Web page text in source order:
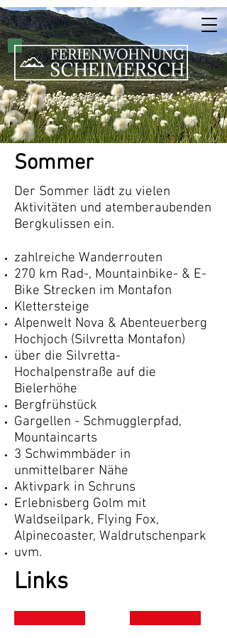
Sommer
Der Sommer lädt zu vielen
Aktivitäten und atemberaubenden
Bergkulissen ein.
zahlreiche Wanderrouten
270 km Rad-, Mountainbike- & E-
Bike Strecken im Montafon
Klettersteige
Alpenwelt Nova & Abenteuerberg
Hochjoch (Silvretta Montafon)
über die Silvretta-
Hochalpenstraße auf die
Bielerhöhe
Bergfrühstück
Gargellen - Schmugglerpfad,
Mountaincarts
3 Schwimmbäder in
unmittelbarer Nähe
Aktivpark in Schruns
Erlebnisberg Golm mit
Waldseilpark, Flying Fox,
Alpinecoaster, Waldrutschenpark
uvm.
Links